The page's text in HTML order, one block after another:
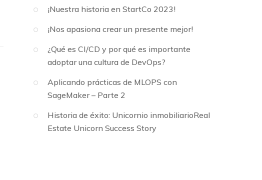
¡Nuestra historia en StartCo 2023!
¡Nos apasiona crear un presente mejor!
¿Qué es CI/CD y por qué es importante
adoptar una cultura de DevOps?
Aplicando prácticas de MLOPS con
SageMaker – Parte 2
Historia de éxito: Unicornio inmobiliarioReal
Estate Unicorn Success Story